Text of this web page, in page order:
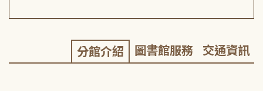
分館介紹 圖書館服務 交通資訊